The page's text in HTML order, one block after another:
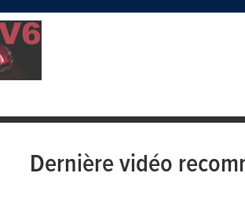
Dernière vidéo